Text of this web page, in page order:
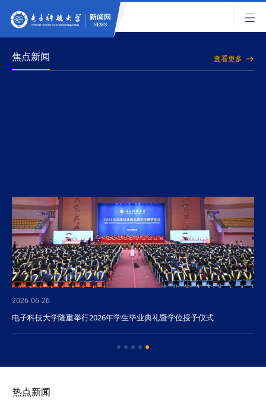
焦点新闻 查看更多
2026-06-26
电子科技大学隆重举行2026年学生毕业典礼暨学位授予仪式
热点新闻